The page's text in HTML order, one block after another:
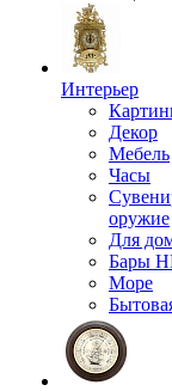
Интерьер
Декор
Мебель
Часы
оружие
Для
Бары
Море